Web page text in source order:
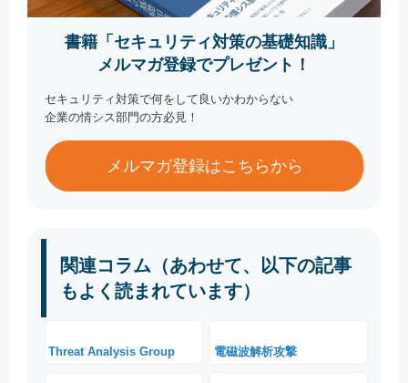
書籍「セキュリティ対策の基礎知識」
メルマガ登録でプレゼント！
セキュリティ対策で何をして良いかわからない
企業の情シス部門の方必見！
メルマガ登録はこちらから
関連コラム（あわせて、以下の記事
もよく読まれています）
Threat Analysis Group 電磁波解析攻撃